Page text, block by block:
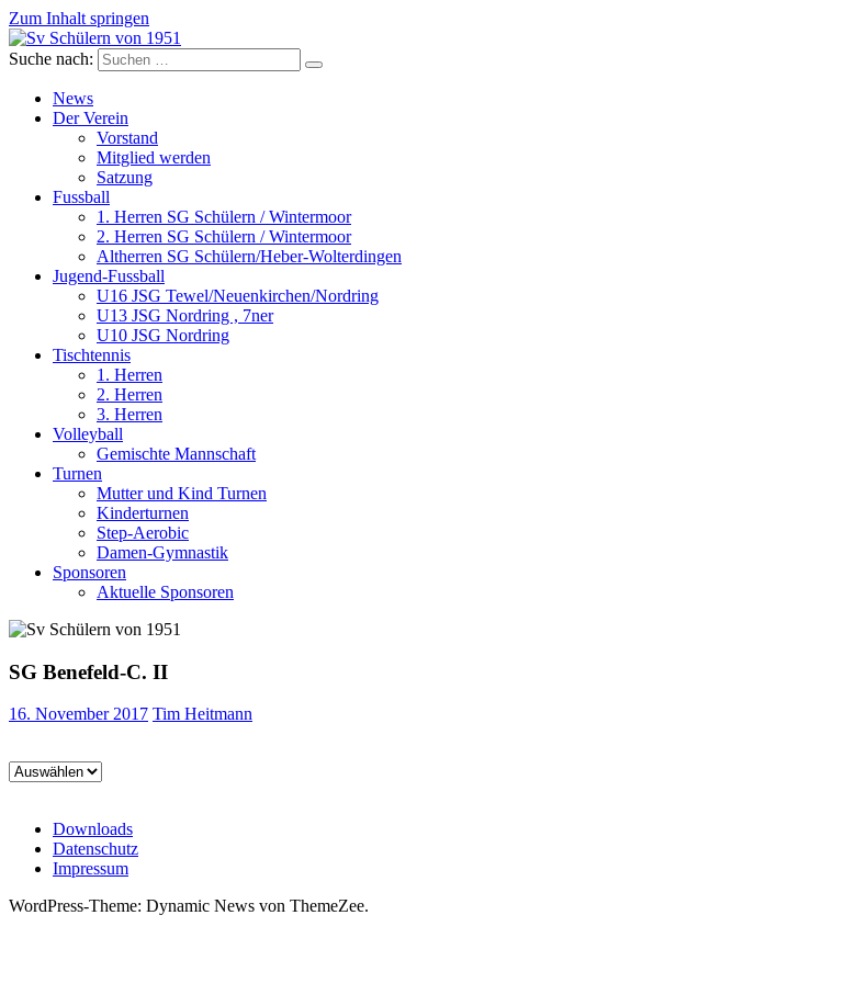
Zum Inhalt springen
Sv Schülern von 1951
Dorffussball in Schneverdingen
Suche nach:
News
Der Verein
Vorstand
Mitglied werden
Satzung
Fussball
1. Herren SG Schülern / Wintermoor
2. Herren SG Schülern / Wintermoor
Altherren SG Schülern/Heber-Wolterdingen
Jugend-Fussball
U16 JSG Tewel/Neuenkirchen/Nordring
U13 JSG Nordring , 7ner
U10 JSG Nordring
Tischtennis
1. Herren
2. Herren
3. Herren
Volleyball
Gemischte Mannschaft
Turnen
Mutter und Kind Turnen
Kinderturnen
Step-Aerobic
Damen-Gymnastik
Sponsoren
Aktuelle Sponsoren
SG Benefeld-C. II
16. November 2017 Tim Heitmann
Downloads
Datenschutz
Impressum
WordPress-Theme: Dynamic News von ThemeZee.